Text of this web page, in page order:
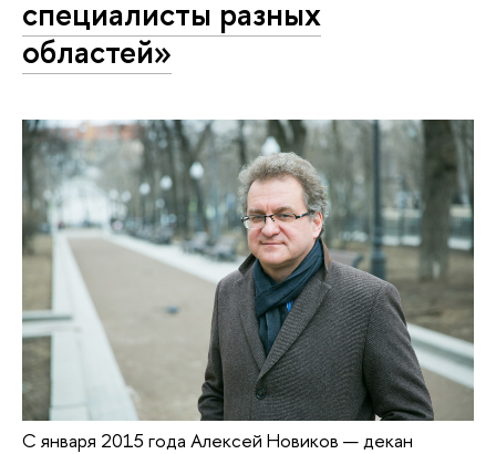
специалисты разных
областей»
С января 2015 года Алексей Новиков — декан